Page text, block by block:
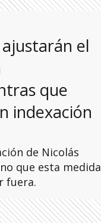
el
que
indexación
de Nicolás
que esta medida
fuera.